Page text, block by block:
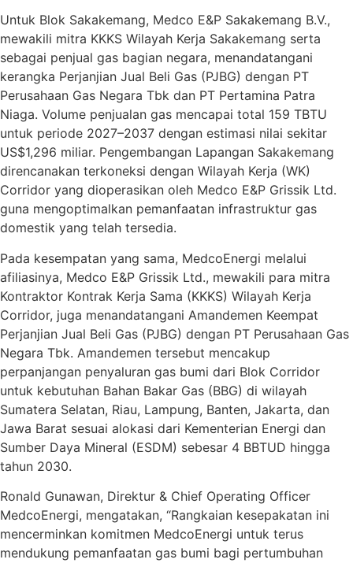
Untuk Blok Sakakemang, Medco E&P Sakakemang B.V.,
mewakili mitra KKKS Wilayah Kerja Sakakemang serta
sebagai penjual gas bagian negara, menandatangani
kerangka Perjanjian Jual Beli Gas (PJBG) dengan PT
Perusahaan Gas Negara Tbk dan PT Pertamina Patra
Niaga. Volume penjualan gas mencapai total 159 TBTU
untuk periode 2027–2037 dengan estimasi nilai sekitar
US$1,296 miliar. Pengembangan Lapangan Sakakemang
direncanakan terkoneksi dengan Wilayah Kerja (WK)
Corridor yang dioperasikan oleh Medco E&P Grissik Ltd.
guna mengoptimalkan pemanfaatan infrastruktur gas
domestik yang telah tersedia.
Pada kesempatan yang sama, MedcoEnergi melalui
afiliasinya, Medco E&P Grissik Ltd., mewakili para mitra
Kontraktor Kontrak Kerja Sama (KKKS) Wilayah Kerja
Corridor, juga menandatangani Amandemen Keempat
Perjanjian Jual Beli Gas (PJBG) dengan PT Perusahaan Gas
Negara Tbk. Amandemen tersebut mencakup
perpanjangan penyaluran gas bumi dari Blok Corridor
untuk kebutuhan Bahan Bakar Gas (BBG) di wilayah
Sumatera Selatan, Riau, Lampung, Banten, Jakarta, dan
Jawa Barat sesuai alokasi dari Kementerian Energi dan
Sumber Daya Mineral (ESDM) sebesar 4 BBTUD hingga
tahun 2030.
Ronald Gunawan, Direktur & Chief Operating Officer
MedcoEnergi, mengatakan, “Rangkaian kesepakatan ini
mencerminkan komitmen MedcoEnergi untuk terus
mendukung pemanfaatan gas bumi bagi pertumbuhan